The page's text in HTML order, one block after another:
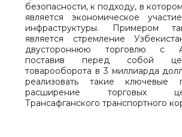
безопасности, к подходу, в
является экономическое
инфраструктуры. Примером
является стремление
двустороннюю торговлю с
поставив перед собой
товарооборота в 3 миллиарда
реализовать такие ключевые
расширение торговых
Трансафганского транспортного